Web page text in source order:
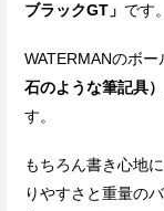
ブラックGT」 です。
WATERMANのボー
石のような筆記具
す。
もちろん書き心地
りやすさと重量の